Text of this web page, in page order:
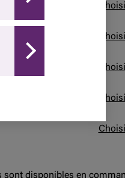
disponibles en